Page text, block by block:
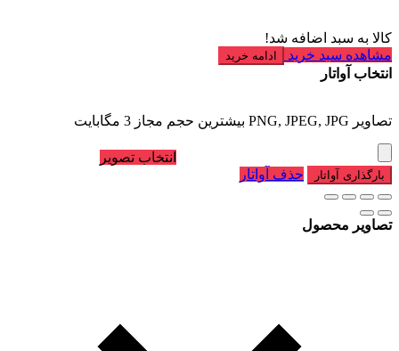
کالا به سبد اضافه شد!
مشاهده سبد خرید
ادامه خرید
انتخاب آواتار
تصاویر PNG, JPEG, JPG بیشترین حجم مجاز 3 مگابایت
انتخاب تصویر
بارگذاری آواتار حذف آواتار
تصاویر محصول